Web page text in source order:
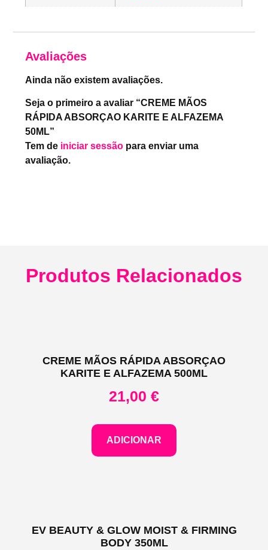
Avaliações
Ainda não existem avaliações.
Seja o primeiro a avaliar “CREME MÃOS
RÁPIDA ABSORÇAO KARITE E ALFAZEMA
50ML”
Tem de iniciar sessão para enviar uma
avaliação.
Produtos Relacionados
CREME MÃOS RÁPIDA ABSORÇAO
KARITE E ALFAZEMA 500ML
21,00 €
ADICIONAR
EV BEAUTY & GLOW MOIST & FIRMING
BODY 350ML